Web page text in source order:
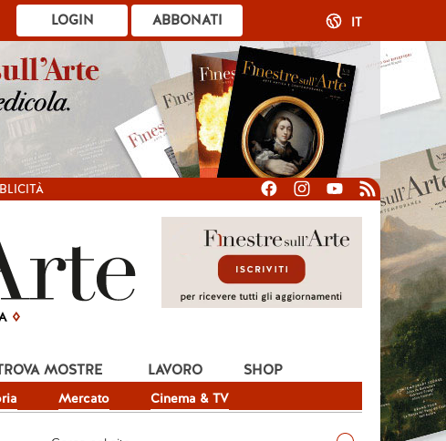
ABBONATI
LOGIN IT
Mercato Cinema & TV
MOSTRE LAVORO SHOP